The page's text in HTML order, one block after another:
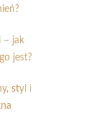
– jak
jest?
styl i